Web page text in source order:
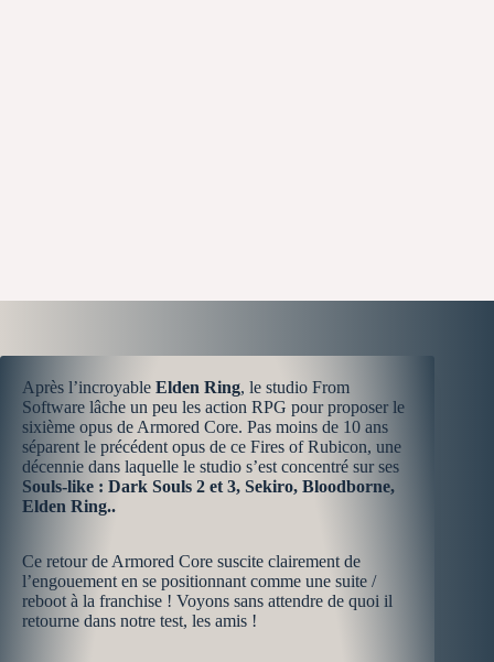
Après l’incroyable Elden Ring, le studio From
Software lâche un peu les action RPG pour proposer le
sixième opus de Armored Core. Pas moins de 10 ans
séparent le précédent opus de ce Fires of Rubicon, une
décennie dans laquelle le studio s’est concentré sur ses
Souls-like : Dark Souls 2 et 3, Sekiro, Bloodborne,
Elden Ring..
Ce retour de Armored Core suscite clairement de
l’engouement en se positionnant comme une suite /
reboot à la franchise ! Voyons sans attendre de quoi il
retourne dans notre test, les amis !